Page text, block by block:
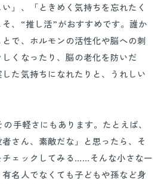
い」、「ときめく気持ちを忘れたく
、“推し活”がおすすめです。誰か
とで、ホルモンの活性化や脳への刺
くなったり、脳の老化を防いだ
た気持ちになれたりと、うれしい
手軽さにもあります。たとえば、
さん、素敵だな」と思ったら、そ
チェックしてみる……そんな小さな一
名人でなくても子どもや孫など身